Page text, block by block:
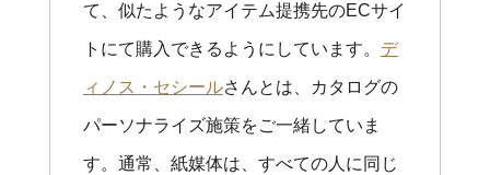
て、似たようなアイテム提携先のECサイ
トにて購入できるようにしています。 デ
ィノス・セシールさんとは、カタログの
パーソナライズ施策をご一緒していま
す。通常、紙媒体は、すべての人に同じ